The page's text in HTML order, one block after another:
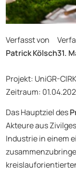
Verfasst von
Patrick Kölsch31.
Projekt: UniGR-
Zeitraum:
Das Hauptziel des
Akteure aus
Industrie in einem